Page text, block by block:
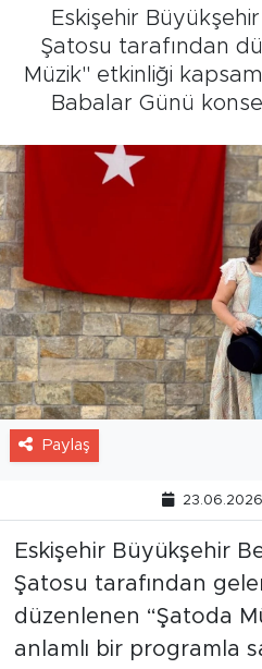
Eskişehir
Şatosu tarafından
Müzik" etkinliği
Babalar Günü
Paylaş
23.06.2026
Eskişehir Büyükşehir
Şatosu tarafından
düzenlenen “Şatoda
anlamlı bir programla